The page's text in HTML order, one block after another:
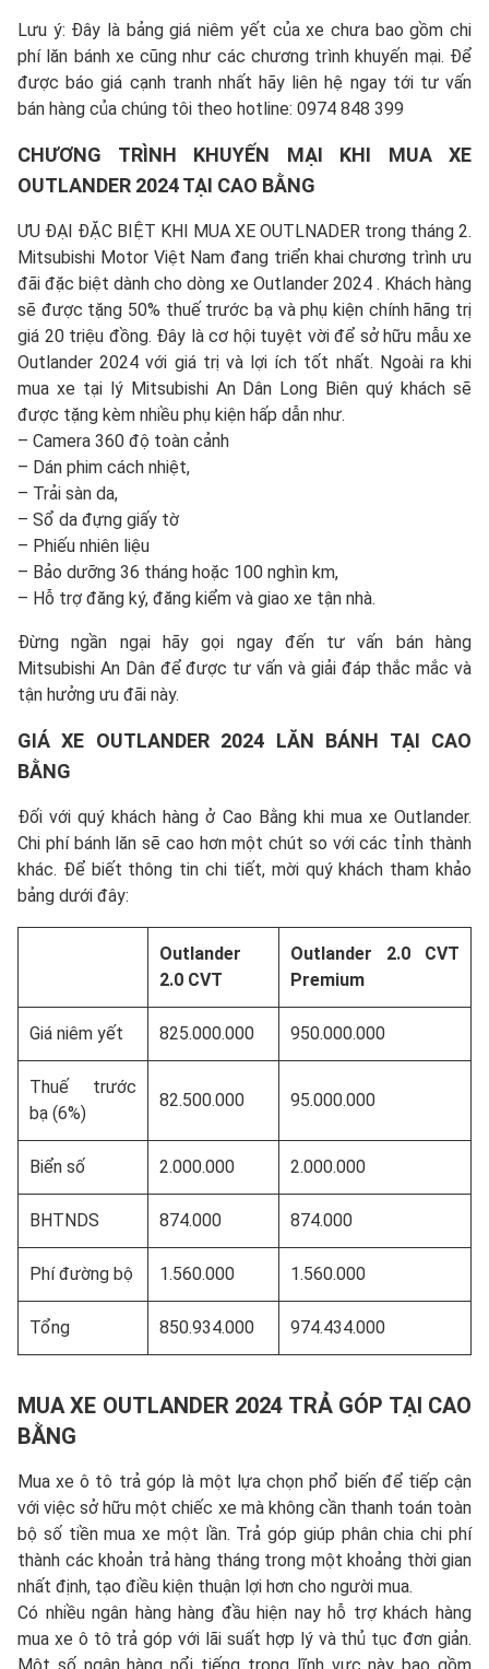
Lưu ý: Đây là bảng giá niêm yết của xe chưa bao gồm chi
phí lăn bánh xe cũng như các chương trình khuyến mại. Để
được báo giá cạnh tranh nhất hãy liên hệ ngay tới tư vấn
bán hàng của chúng tôi theo hotline: 0974 848 399
CHƯƠNG TRÌNH KHUYẾN MẠI KHI MUA XE
OUTLANDER 2024 TẠI CAO BẰNG
ƯU ĐẠI ĐẶC BIỆT KHI MUA XE OUTLNADER trong tháng 2.
Mitsubishi Motor Việt Nam đang triển khai chương trình ưu
đãi đặc biệt dành cho dòng xe Outlander 2024 . Khách hàng
sẽ được tặng 50% thuế trước bạ và phụ kiện chính hãng trị
giá 20 triệu đồng. Đây là cơ hội tuyệt vời để sở hữu mẫu xe
Outlander 2024 với giá trị và lợi ích tốt nhất. Ngoài ra khi
mua xe tại lý Mitsubishi An Dân Long Biên quý khách sẽ
được tặng kèm nhiều phụ kiện hấp dẫn như.
– Camera 360 độ toàn cảnh
– Dán phim cách nhiệt,
– Trải sàn da,
– Sổ da đựng giấy tờ
– Phiếu nhiên liệu
– Bảo dưỡng 36 tháng hoặc 100 nghìn km,
– Hỗ trợ đăng ký, đăng kiểm và giao xe tận nhà.
Đừng ngần ngại hãy gọi ngay đến tư vấn bán hàng
Mitsubishi An Dân để được tư vấn và giải đáp thắc mắc và
tận hưởng ưu đãi này.
GIÁ XE OUTLANDER 2024 LĂN BÁNH TẠI CAO
BẰNG
Đối với quý khách hàng ở Cao Bằng khi mua xe Outlander.
Chi phí bánh lăn sẽ cao hơn một chút so với các tỉnh thành
khác. Để biết thông tin chi tiết, mời quý khách tham khảo
bảng dưới đây:
Outlander
2.0 CVT
Outlander 2.0 CVT
Premium
Giá niêm yết 825.000.000 950.000.000
Thuế trước
bạ (6%)
82.500.000 95.000.000
Biển số 2.000.000 2.000.000
BHTNDS 874.000 874.000
Phí đường bộ 1.560.000 1.560.000
Tổng 850.934.000 974.434.000
MUAXE OUTLANDER 2024 TRẢ GÓP TẠI CAO
BẰNG
Mua xe ô tô trả góp là một lựa chọn phổ biến để tiếp cận
với việc sở hữu một chiếc xe mà không cần thanh toán toàn
bộ số tiền mua xe một lần. Trả góp giúp phân chia chi phí
thành các khoản trả hàng tháng trong một khoảng thời gian
nhất định, tạo điều kiện thuận lợi hơn cho người mua.
Có nhiều ngân hàng hàng đầu hiện nay hỗ trợ khách hàng
mua xe ô tô trả góp với lãi suất hợp lý và thủ tục đơn giản.